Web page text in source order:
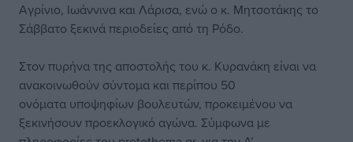
Αγρίνιο, Ιωάννινα και Λάρισα, ενώ ο κ. Μητσοτάκης το
Σάββατο ξεκινά περιοδείες από τη Ρόδο.
Στον πυρήνα της αποστολής του κ. Κυρανάκη είναι να
ανακοινωθούν σύντομα και περίπου 50
ονόματα υποψηφίων βουλευτών, προκειμένου να
ξεκινήσουν προεκλογικό αγώνα. Σύμφωνα με